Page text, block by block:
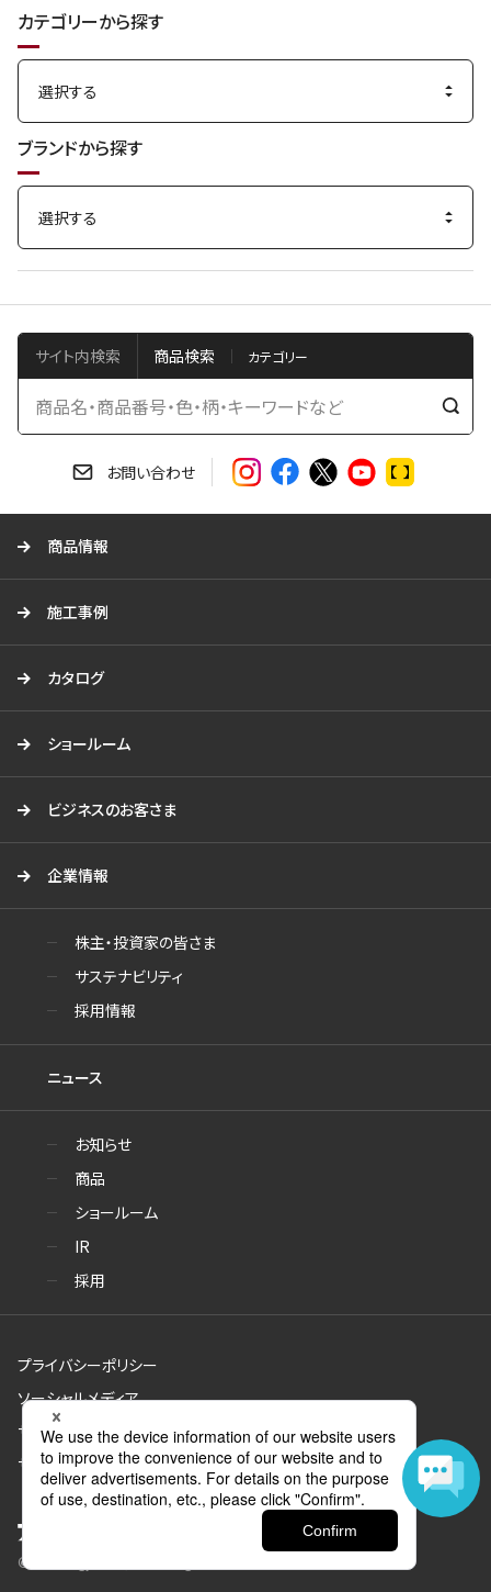
カテゴリーから探す
ブランドから探す
サイト内検索 商品検索
検
お問い合わせ
商品情報
施工事例
カタログ
ショールーム
ビジネスのお客さま
企業情報
株主・投資家の皆さま
サステナビリティ
採用情報
ニュース
お知らせ
商品
ショールーム
IR
採用
プライバシーポリシー
ソーシャルメディア
サイトのご利用について
サイトマップ
© Aica Kogyo Co., Ltd. all rights reserved.